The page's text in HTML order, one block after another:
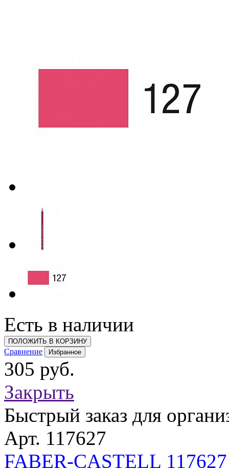
Есть в наличии
ПОЛОЖИТЬ В КОРЗИНУ
Сравнение Избранное
305 руб.
Закрыть
Быстрый заказ для
Арт. 117627
FABER-CASTELL